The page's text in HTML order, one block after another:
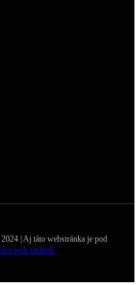
| Aj táto webstránka je pod
web stránok